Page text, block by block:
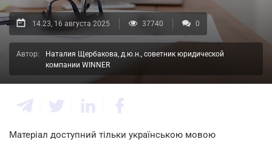
14.23, 16 августа 2025 37740 0
Автор:
Наталия Щербакова, д.ю.н., советник юридической
компании WINNER
Матеріал доступний тільки українською мовою